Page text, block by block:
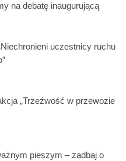
na debatę inaugurującą
uczestnicy ruchu
„Trzeźwość w przewozie
pieszym – zadbaj o